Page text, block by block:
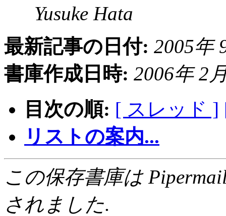
Yusuke Hata
最新記事の日付: 2005年
書庫作成日時: 2006年 2
目次の順: [ スレッド ]
リストの案内...
この保存書庫は
されました.